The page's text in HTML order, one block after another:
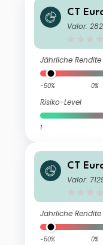
CT
ation
Valor:
Jährliche Rendite
-50% 0%
Risiko-Level
1
CT
al
Valor:
Jährliche Rendite
-50% 0%